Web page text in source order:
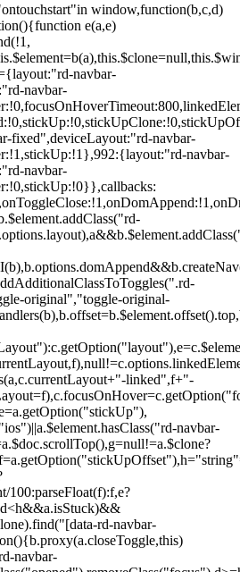
window,function(b,c,d)
e(a,e)
navbar-
navbar-
fixed",deviceLayout:"rd-navbar-
navbar-
navbar-
original","toggle-original-
linked",f+"-
navbar-
100:parseFloat(f):f,e?
rd-navbar-
navbar-